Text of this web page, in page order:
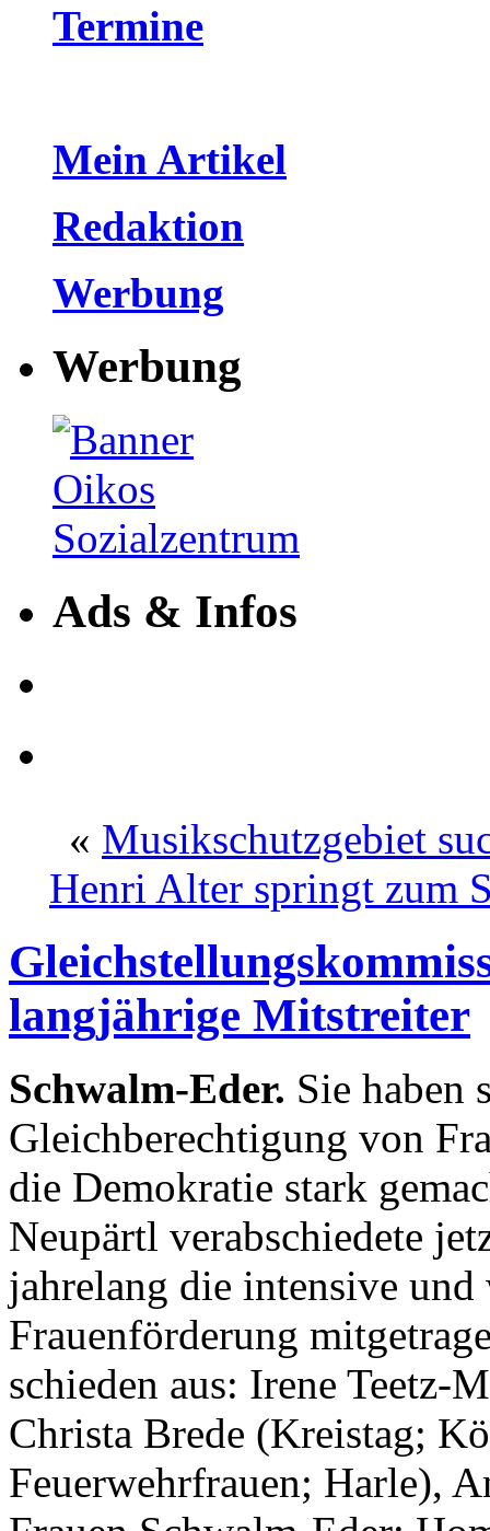
Termine
Mein Artikel
Redaktion
Werbung
Werbung
Ads & Infos
« Musikschutzgebiet
Henri Alter springt zum
langjährige Mitstreiter
Schwalm-Eder. Sie haben
Gleichberechtigung von
die Demokratie stark
Neupärtl verabschiedete
jahrelang die intensive
Frauenförderung
schieden aus: Irene Teetz-
Christa Brede (Kreistag;
Feuerwehrfrauen; Harle),